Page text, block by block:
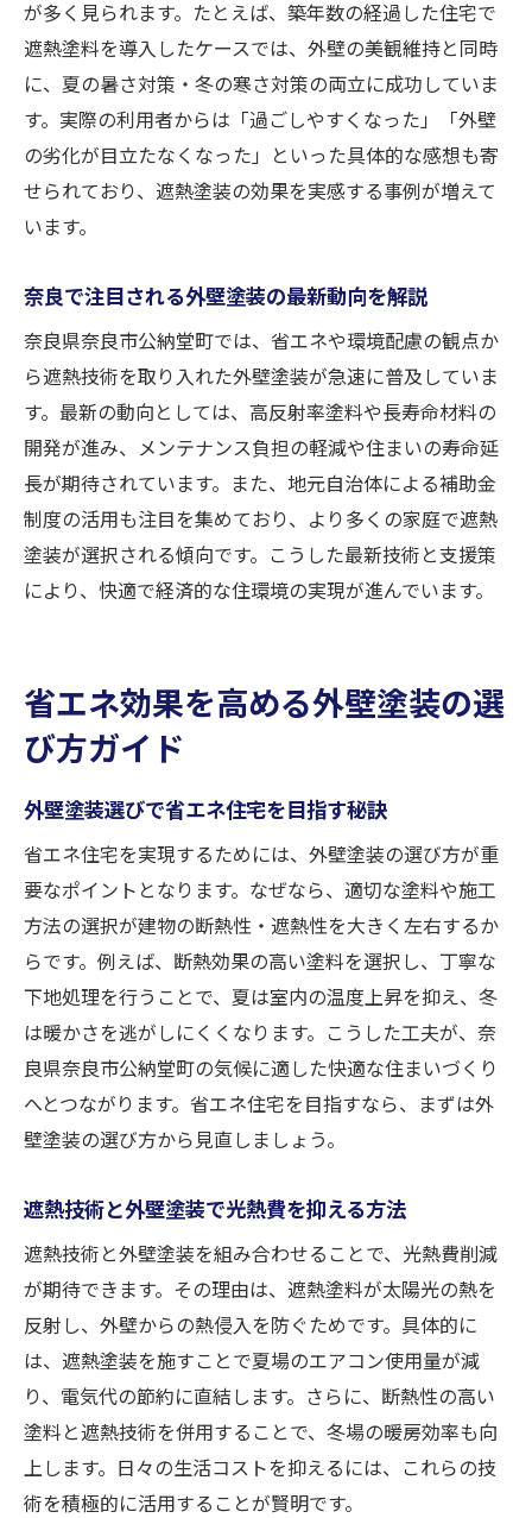
が多く見られます。たとえば、築年数の経過した住宅で
遮熱塗料を導入したケースでは、外壁の美観維持と同時
に、夏の暑さ対策・冬の寒さ対策の両立に成功していま
す。実際の利用者からは「過ごしやすくなった」「外壁
の劣化が目立たなくなった」といった具体的な感想も寄
せられており、遮熱塗装の効果を実感する事例が増えて
います。
奈良で注目される外壁塗装の最新動向を解説
奈良県奈良市公納堂町では、省エネや環境配慮の観点か
ら遮熱技術を取り入れた外壁塗装が急速に普及していま
す。最新の動向としては、高反射率塗料や長寿命材料の
開発が進み、メンテナンス負担の軽減や住まいの寿命延
長が期待されています。また、地元自治体による補助金
制度の活用も注目を集めており、より多くの家庭で遮熱
塗装が選択される傾向です。こうした最新技術と支援策
により、快適で経済的な住環境の実現が進んでいます。
省エネ効果を高める外壁塗装の選
び方ガイド
外壁塗装選びで省エネ住宅を目指す秘訣
省エネ住宅を実現するためには、外壁塗装の選び方が重
要なポイントとなります。なぜなら、適切な塗料や施工
方法の選択が建物の断熱性・遮熱性を大きく左右するか
らです。例えば、断熱効果の高い塗料を選択し、丁寧な
下地処理を行うことで、夏は室内の温度上昇を抑え、冬
は暖かさを逃がしにくくなります。こうした工夫が、奈
良県奈良市公納堂町の気候に適した快適な住まいづくり
へとつながります。省エネ住宅を目指すなら、まずは外
壁塗装の選び方から見直しましょう。
遮熱技術と外壁塗装で光熱費を抑える方法
遮熱技術と外壁塗装を組み合わせることで、光熱費削減
が期待できます。その理由は、遮熱塗料が太陽光の熱を
反射し、外壁からの熱侵入を防ぐためです。具体的に
は、遮熱塗装を施すことで夏場のエアコン使用量が減
り、電気代の節約に直結します。さらに、断熱性の高い
塗料と遮熱技術を併用することで、冬場の暖房効率も向
上します。日々の生活コストを抑えるには、これらの技
術を積極的に活用することが賢明です。